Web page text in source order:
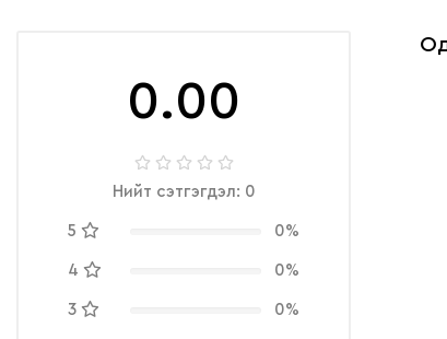
0.00
Нийт сэтгэгдэл: 0
5 0%
4 0%
3 0%